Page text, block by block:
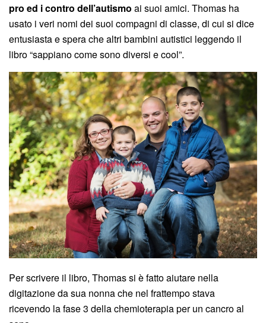
pro ed i contro dell’autismo ai suoi amici. Thomas ha
usato i veri nomi dei suoi compagni di classe, di cui si dice
entusiasta e spera che altri bambini autistici leggendo il
libro “sappiano come sono diversi e cool”.
Per scrivere il libro, Thomas si è fatto aiutare nella
digitazione da sua nonna che nel frattempo stava
ricevendo la fase 3 della chemioterapia per un cancro al